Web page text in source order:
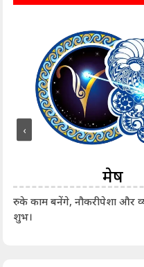
मेष
रुके काम बनेंगे, नौकरीपेशा और
शुभ।
‹